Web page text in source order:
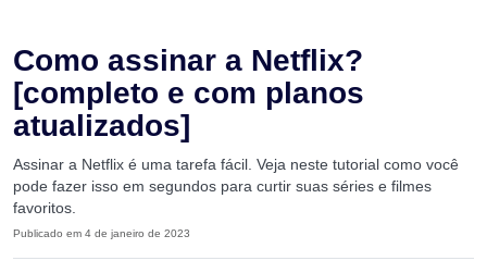
Como assinar a Netflix?
[completo e com planos
atualizados]
Assinar a Netflix é uma tarefa fácil. Veja neste tutorial como você
pode fazer isso em segundos para curtir suas séries e filmes
favoritos.
Publicado em 4 de janeiro de 2023